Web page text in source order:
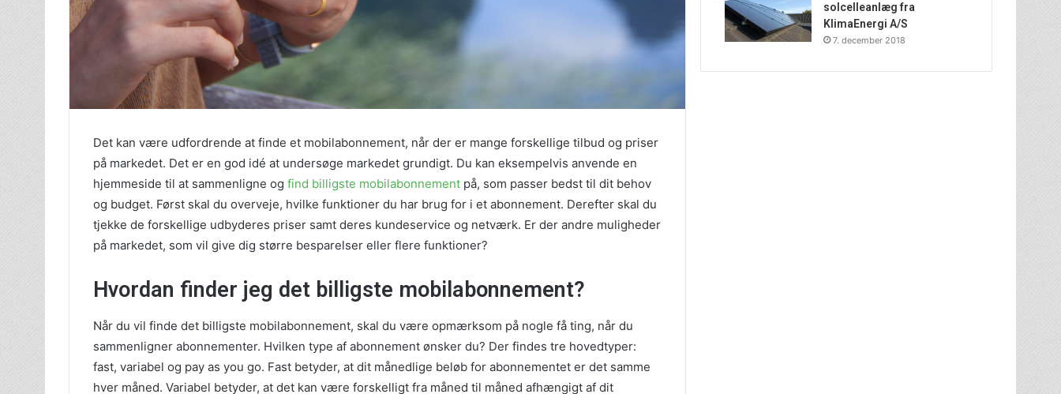
Det kan være udfordrende at finde et mobilabonnement, når der er mange forskellige tilbud og priser
på markedet. Det er en god idé at undersøge markedet grundigt. Du kan eksempelvis anvende en
hjemmeside til at sammenligne og find billigste mobilabonnement på, som passer bedst til dit behov
og budget. Først skal du overveje, hvilke funktioner du har brug for i et abonnement. Derefter skal du
tjekke de forskellige udbyderes priser samt deres kundeservice og netværk. Er der andre muligheder
på markedet, som vil give dig større besparelser eller flere funktioner?
Hvordan finder jeg det billigste mobilabonnement?
Når du vil finde det billigste mobilabonnement, skal du være opmærksom på nogle få ting, når du
sammenligner abonnementer. Hvilken type af abonnement ønsker du? Der findes tre hovedtyper:
fast, variabel og pay as you go. Fast betyder, at dit månedlige beløb for abonnementet er det samme
hver måned. Variabel betyder, at det kan være forskelligt fra måned til måned afhængigt af dit
solcelleanlæg fra
KlimaEnergi A/S
7. december 2018